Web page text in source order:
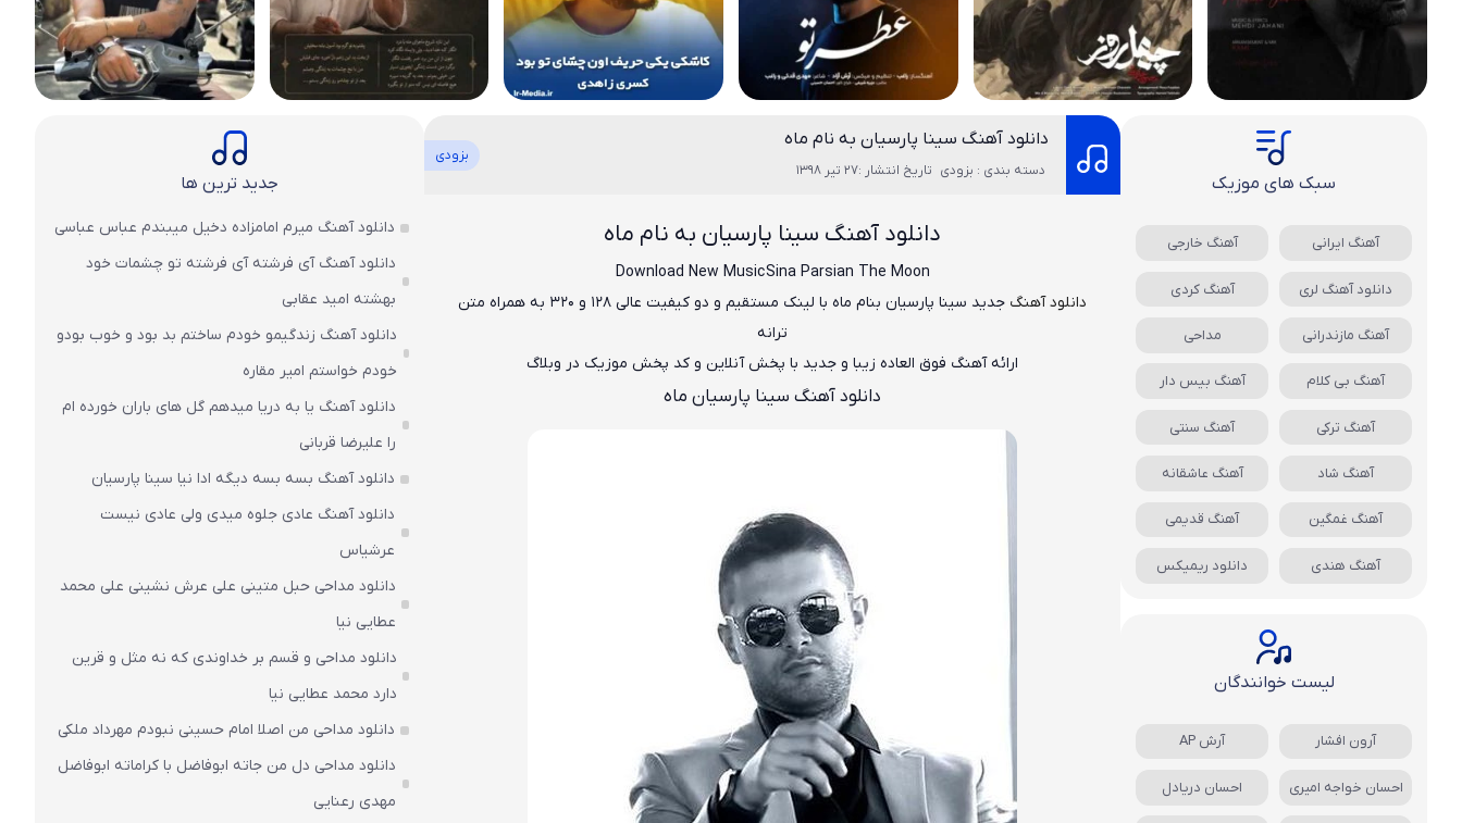
دانلود آهنگ سینا پارسیان به نام ماه
بزودی
دسته بندی : بزودی تاریخ انتشار :27 تیر 1398
دانلود آهنگ سینا پارسیان به نام ماه
Download New MusicSina Parsian The Moon
دانلودآهنگ جدید سینا پارسیان بنام ماه
با لینک مستقیم و دو کیفیت عالی ۱۲۸ و ۳۲۰ به همراه متن
ترانه
ارائه آهنگ فوق العاده زیبا و جدید با پخش آنلاین و کد پخش موزیک در وبلاگ
دانلود آهنگ سینا پارسیان ماه
سبک های موزیک
آهنگ ایرانی آهنگ خارجی
دانلود آهنگ لری آهنگ کردی
آهنگ مازندرانی مداحی
آهنگ بی کلام آهنگ بیس دار
آهنگ ترکی آهنگ سنتی
آهنگ شاد آهنگ عاشقانه
آهنگ غمگین آهنگ قدیمی
آهنگ هندی دانلود ریمیکس
لیست خوانندگان
آرون افشار آرش AP
احسان خواجه امیری احسان دریادل
جدید ترین ها
دانلود آهنگ میرم امامزاده دخیل میبندم عباس عباسی
دانلود آهنگ آی فرشته آی فرشته تو چشمات خود
بهشته امید عقابی
دانلود آهنگ زندگیمو خودم ساختم بد بود و خوب بودو
خودم خواستم امیر مقاره
دانلود آهنگ یا به دریا میدهم گل های باران‌ خورده ام
را علیرضا قربانی
دانلود آهنگ بسه بسه دیگه ادا نیا سینا پارسیان
دانلود آهنگ عادی جلوه میدی ولی عادی نیست
عرشیاس
دانلود مداحی حبل متینی علی عرش نشینی علی محمد
عطایی نیا
دانلود مداحی و قسم بر خداوندی که نه مثل و قرین
دارد محمد عطایی نیا
دانلود مداحی من اصلا امام حسینی نبودم مهرداد ملکی
دانلود مداحی دل من جاته ابوفاضل با کراماته ابوفاضل
مهدی رعنایی